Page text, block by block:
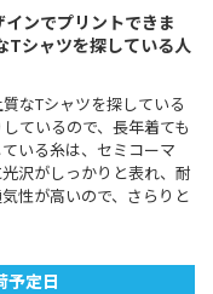
ンでプリントできま
Tシャツを探している人
なTシャツを探している
ているので、長年着ても
いる糸は、セミコーマ
沢がしっかりと表れ、耐
性が高いので、さらりと
予定日